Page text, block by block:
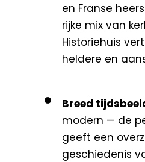
en Franse
rijke mix van
Historiehuis
heldere en
Breed
modern — de
geeft een
geschiedenis